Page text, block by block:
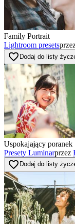
Family Portrait
Lightroom presets
favorite_border Dodaj do listy
Uspokajający poranek
Presety Luminarprzez
favorite_border Dodaj do listy